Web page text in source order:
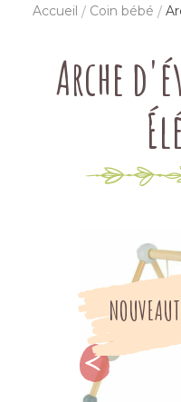
Accueil Coin bébé
Arche